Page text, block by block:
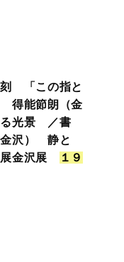
「この指と
得能節朗（金
る光景 ／書
金沢） 静と
金沢展
１ ９